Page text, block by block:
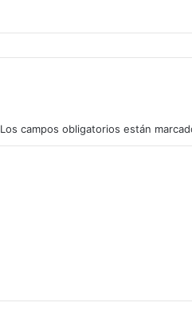
Los campos obligatorios están